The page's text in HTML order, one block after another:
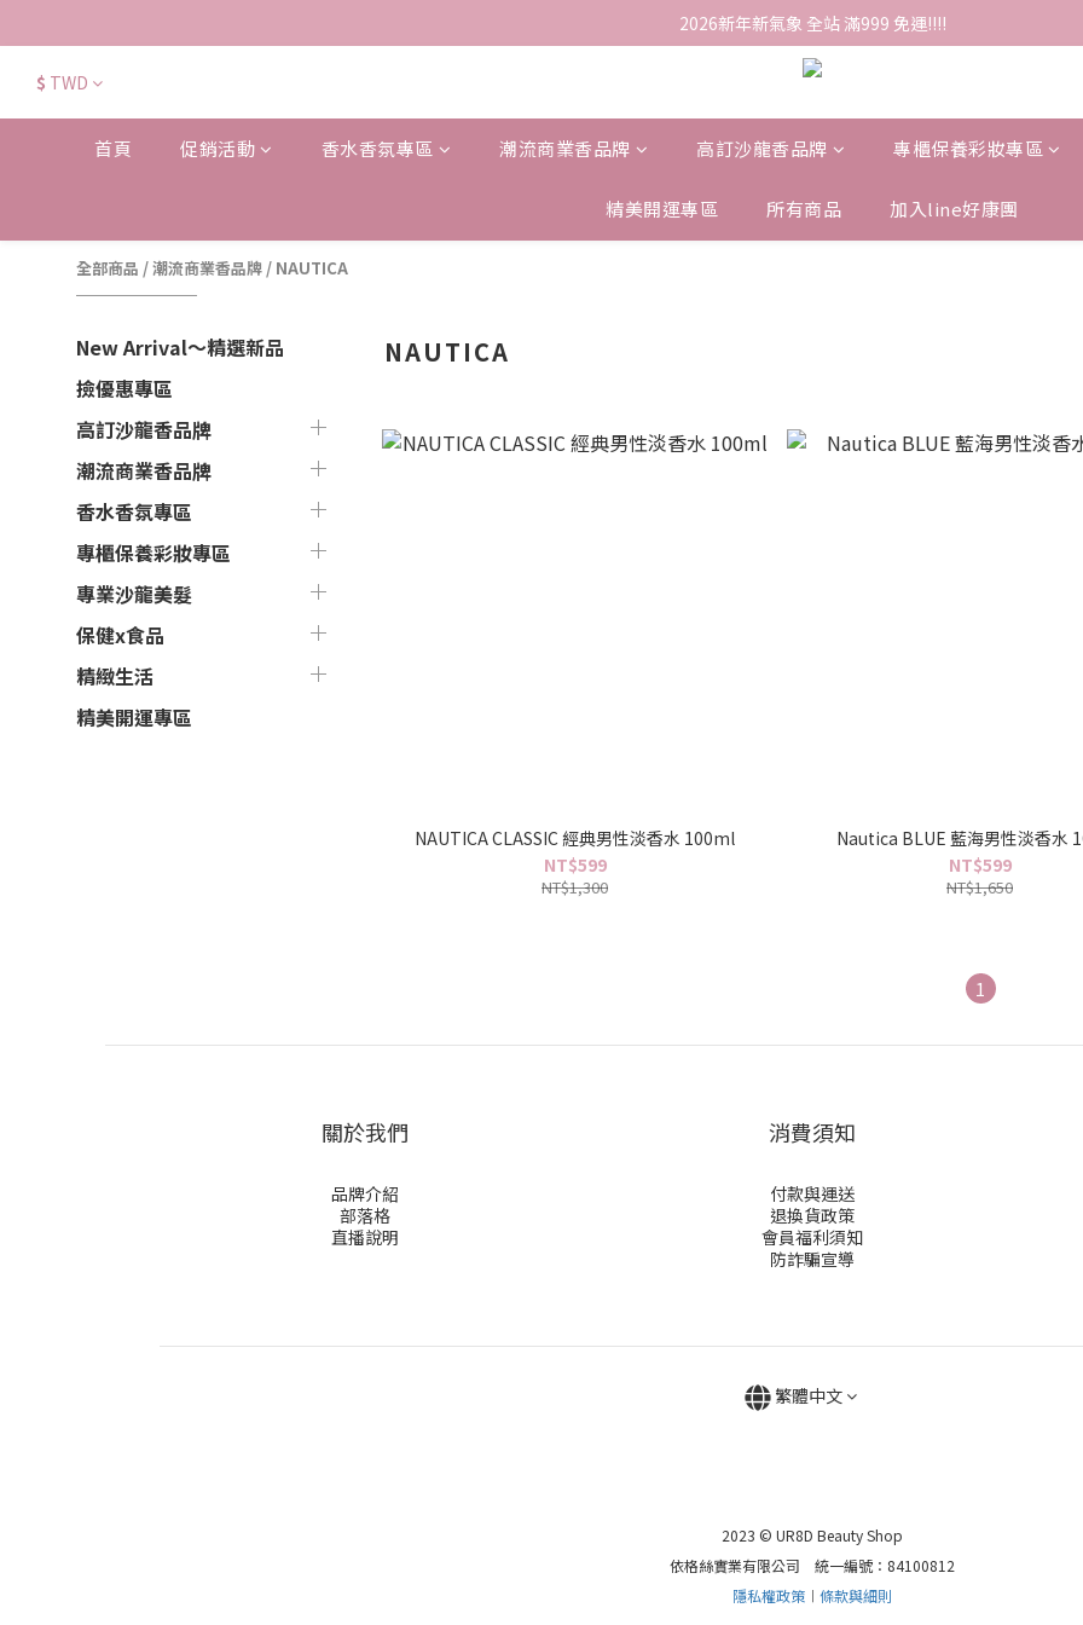
2026新年新氣象 全站 滿999 免運!!!!
$ TWD
首頁 促銷活動 香水香氛專區 潮流商業香品牌 高訂沙龍香品牌 專櫃保養彩妝專區
精美開運專區 所有商品 加入line好康團
全部商品 /潮流商業香品牌 / NAUTICA
New Arrival～精選新品
撿優惠專區
高訂沙龍香品牌
潮流商業香品牌
香水香氛專區
專櫃保養彩妝專區
專業沙龍美髮
保健x食品
精緻生活
精美開運專區
NAUTICA
NAUTICA CLASSIC 經典男性淡香水 100ml
NT$599
NT$1,300
Nautica BLUE 藍海男性淡香水
NT$599
NT$1,650
1
關於我們
品牌介紹
部落格
直播說明
消費須知
付款與運送
退換貨政策
會員福利須知
防詐騙宣導
繁體中文
2023 © UR8D Beauty Shop
依格絲實業有限公司 統一編號：84100812
隱私權政策 ︱ 條款與細則